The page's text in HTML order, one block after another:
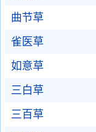
曲节草
雀医草
如意草
三白草
三百草